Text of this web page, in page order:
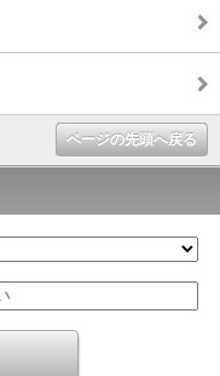
ページの先頭へ戻る